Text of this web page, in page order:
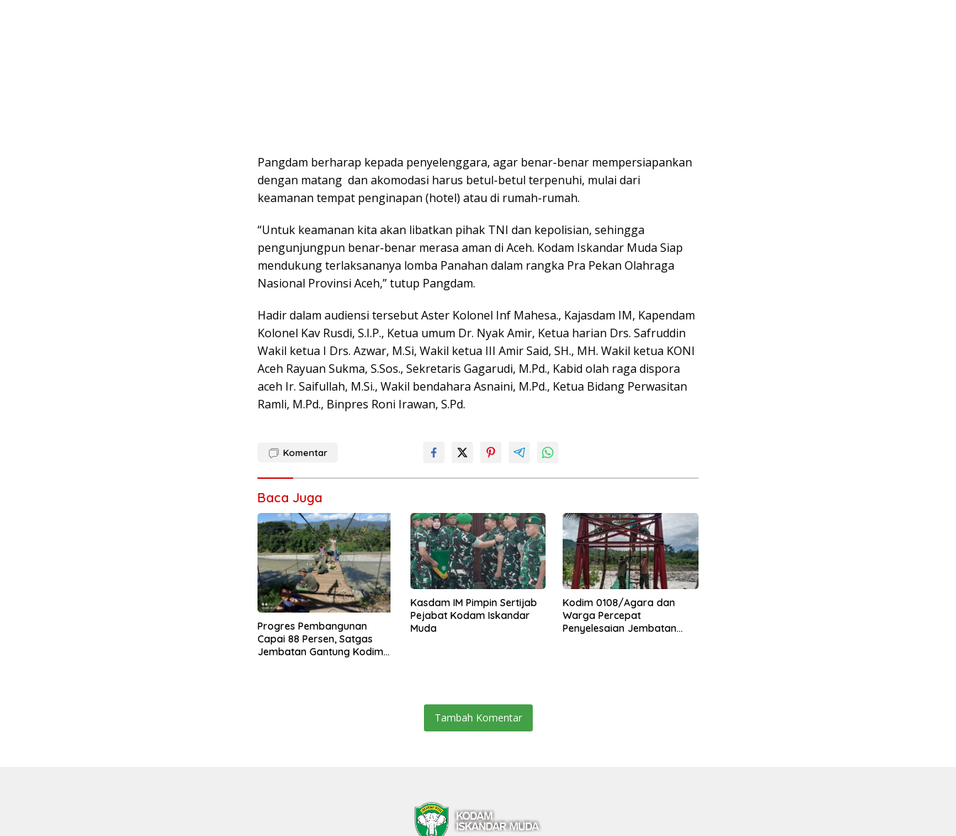
Pangdam berharap kepada penyelenggara, agar benar-benar mempersiapankan
dengan matang dan akomodasi harus betul-betul terpenuhi, mulai dari
keamanan tempat penginapan (hotel) atau di rumah-rumah.
“Untuk keamanan kita akan libatkan pihak TNI dan kepolisian, sehingga
pengunjungpun benar-benar merasa aman di Aceh. Kodam Iskandar Muda Siap
mendukung terlaksananya lomba Panahan dalam rangka Pra Pekan Olahraga
Nasional Provinsi Aceh,” tutup Pangdam.
Hadir dalam audiensi tersebut Aster Kolonel Inf Mahesa., Kajasdam IM, Kapendam
Kolonel Kav Rusdi, S.I.P., Ketua umum Dr. Nyak Amir, Ketua harian Drs. Safruddin
Wakil ketua I Drs. Azwar, M.Si, Wakil ketua III Amir Said, SH., MH. Wakil ketua KONI
Aceh Rayuan Sukma, S.Sos., Sekretaris Gagarudi, M.Pd., Kabid olah raga dispora
aceh Ir. Saifullah, M.Si., Wakil bendahara Asnaini, M.Pd., Ketua Bidang Perwasitan
Ramli, M.Pd., Binpres Roni Irawan, S.Pd.
Komentar
Baca Juga
Progres Pembangunan
Capai 88 Persen, Satgas
Jembatan Gantung Kodim
Kasdam IM Pimpin Sertijab
Pejabat Kodam Iskandar
Muda
Kodim 0108/Agara dan
Warga Percepat
Penyelesaian Jembatan
Tambah Komentar